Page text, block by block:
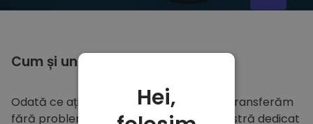
Cum și unde să
Odată ce ați cumpărat peKriptomat
, îl transferăm
fără probleme în portofelul dumneavoastră dedicat
Hei,